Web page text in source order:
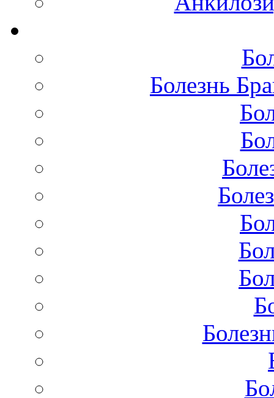
Болезнь